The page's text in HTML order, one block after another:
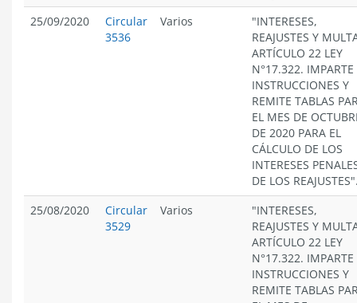
25/09/2020
Circular
3536
Varios
"INTERESES,
REAJUSTES Y
ARTÍCULO 22 LEY
N°17.322. IMPARTE
INSTRUCCIONES Y
REMITE TABLAS
EL MES DE
DE 2020 PARA EL
CÁLCULO DE LOS
INTERESES
DE LOS
25/08/2020
Circular
3529
Varios
"INTERESES,
REAJUSTES Y
ARTÍCULO 22 LEY
N°17.322. IMPARTE
INSTRUCCIONES Y
REMITE TABLAS